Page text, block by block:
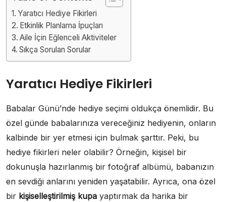
Yaratıcı Hediye Fikirleri
Etkinlik Planlama İpuçları
Aile İçin Eğlenceli Aktiviteler
Sıkça Sorulan Sorular
Yaratıcı Hediye Fikirleri
Babalar Günü’nde hediye seçimi oldukça önemlidir. Bu
özel günde babalarınıza vereceğiniz hediyenin, onların
kalbinde bir yer etmesi için bulmak şarttır. Peki, bu
hediye fikirleri neler olabilir? Örneğin, kişisel bir
dokunuşla hazırlanmış bir fotoğraf albümü, babanızın
en sevdiği anlarını yeniden yaşatabilir. Ayrıca, ona özel
bir kişiselleştirilmiş kupa yaptırmak da harika bir